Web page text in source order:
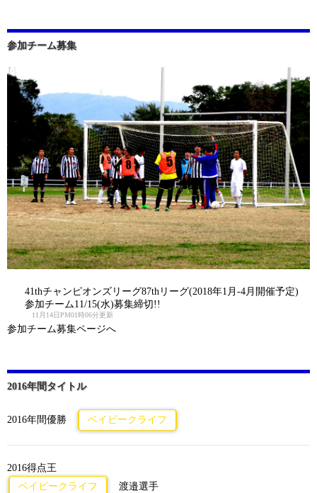
参加チーム募集
41thチャンピオンズリーグ87thリーグ(2018年1月-4月開催予定)
参加チーム11/15(水)募集締切!!
11月14日PM01時06分更新
参加チーム募集ページへ
2016年間タイトル
2016年間優勝 ベイビークライフ
2016得点王
ベイビークライフ
渡邉選手